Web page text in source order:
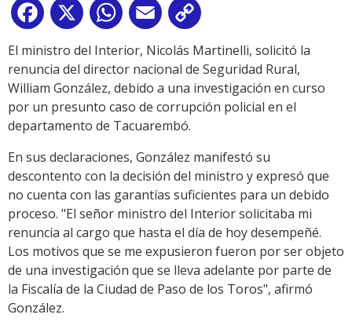
Facebook
X WhatsApp
Email
Link
El ministro del Interior, Nicolás Martinelli, solicitó la
renuncia del director nacional de Seguridad Rural,
William González, debido a una investigación en curso
por un presunto caso de corrupción policial en el
departamento de Tacuarembó.
En sus declaraciones, González manifestó su
descontento con la decisión del ministro y expresó que
no cuenta con las garantías suficientes para un debido
proceso. "El señor ministro del Interior solicitaba mi
renuncia al cargo que hasta el día de hoy desempeñé.
Los motivos que se me expusieron fueron por ser objeto
de una investigación que se lleva adelante por parte de
la Fiscalía de la Ciudad de Paso de los Toros", afirmó
González.